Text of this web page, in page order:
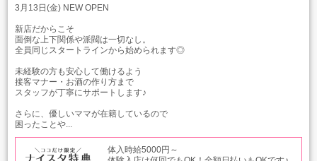
3月13日(金) NEW OPEN
新店だからこそ
面倒な上下関係や派閥は一切なし。
全員同じスタートラインから始められます◎
未経験の方も安心して働けるよう
接客マナー・お酒の作り方まで
スタッフが丁寧にサポートします♪
さらに、優しいママが在籍しているので
困ったことや...
体入時給5000円～